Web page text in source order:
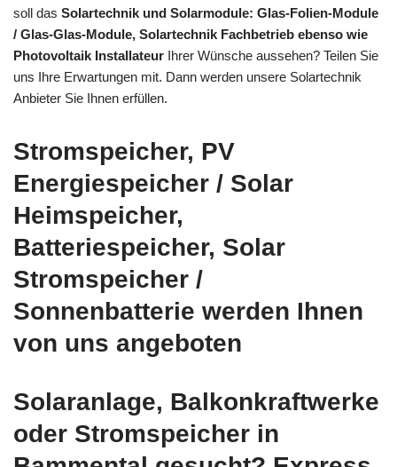
soll das Solartechnik und Solarmodule: Glas-Folien-Module
/ Glas-Glas-Module, Solartechnik Fachbetrieb ebenso wie
Photovoltaik Installateur Ihrer Wünsche aussehen? Teilen Sie
uns Ihre Erwartungen mit. Dann werden unsere Solartechnik
Anbieter Sie Ihnen erfüllen.
Stromspeicher, PV
Energiespeicher / Solar
Heimspeicher,
Batteriespeicher, Solar
Stromspeicher /
Sonnenbatterie werden Ihnen
von uns angeboten
Solaranlage, Balkonkraftwerke
oder Stromspeicher in